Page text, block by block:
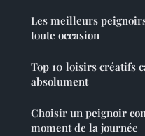
Les meilleurs
toute occasion
Top 10 loisirs créatifs
absolument
Choisir un peignoir
moment de la journée